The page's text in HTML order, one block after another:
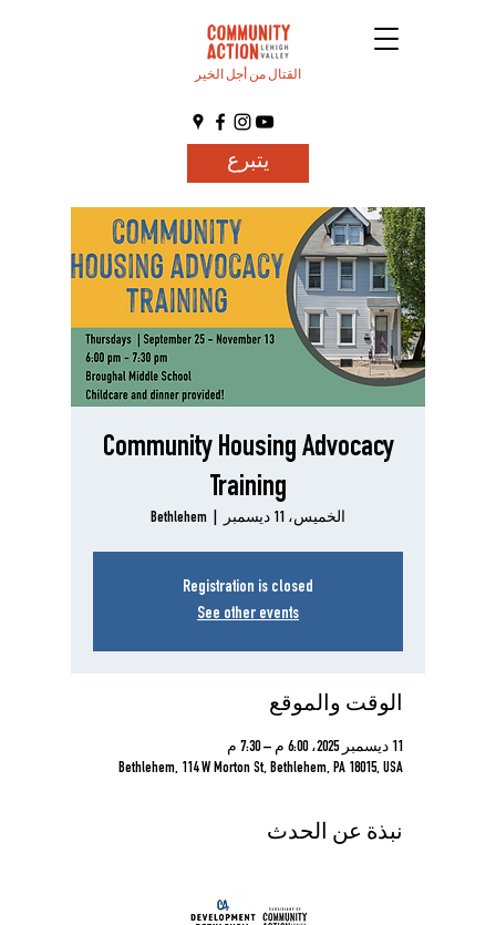
القتال من أجل الخير
يتبرع
Community Housing Advocacy
Training
الخميس، 11 ديسمبر Bethlehem
Registration is closed
See other events
الوقت والموقع
11 ديسمبر 2025، 6:00 م – 7:30 م
Bethlehem, 114 W Morton St, Bethlehem, PA 18015, USA
نبذة عن الحدث